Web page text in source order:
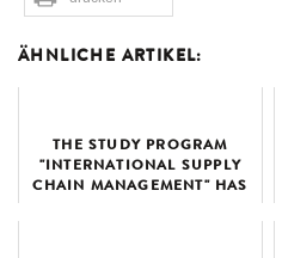
ÄHNLICHE ARTIKEL:
THE STUDY PROGRAM
"INTERNATIONAL SUPPLY
CHAIN MANAGEMENT" HAS